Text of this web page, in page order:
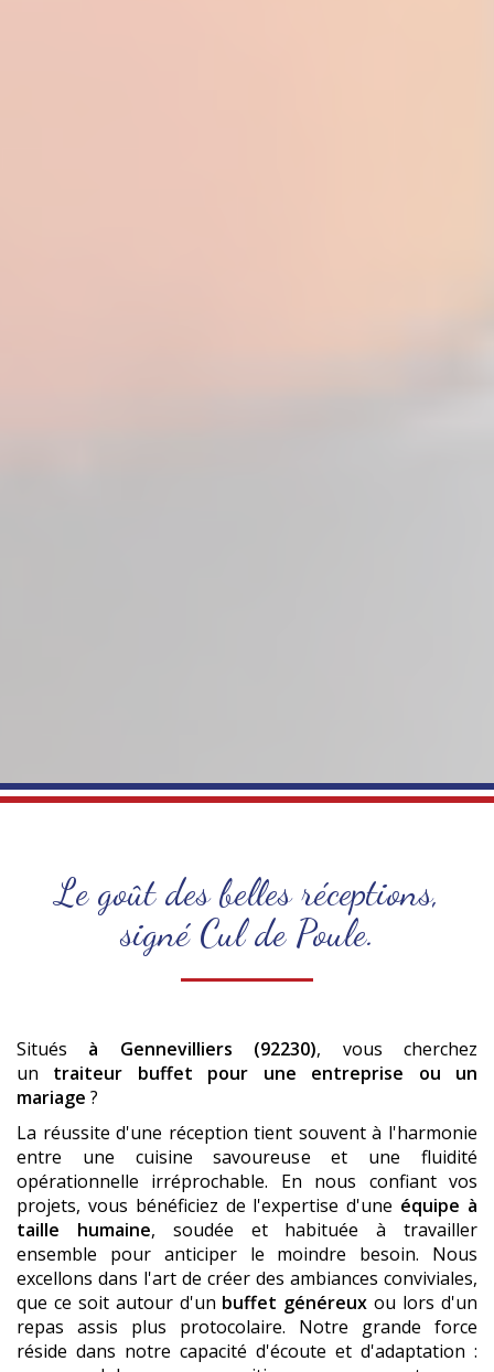
Le goût des belles réceptions,
signé Cul de Poule.
Situés à Gennevilliers (92230), vous cherchez
un traiteur buffet pour une entreprise ou un
mariage ?
La réussite d'une réception tient souvent à l'harmonie
entre une cuisine savoureuse et une fluidité
opérationnelle irréprochable. En nous confiant vos
projets, vous bénéficiez de l'expertise d'une équipe à
taille humaine, soudée et habituée à travailler
ensemble pour anticiper le moindre besoin. Nous
excellons dans l'art de créer des ambiances conviviales,
que ce soit autour d'un buffet généreux ou lors d'un
repas assis plus protocolaire. Notre grande force
réside dans notre capacité d'écoute et d'adaptation :